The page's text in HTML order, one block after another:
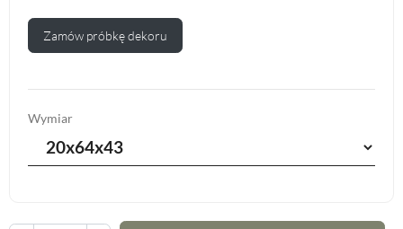
Zamów próbkę dekoru
Wymiar